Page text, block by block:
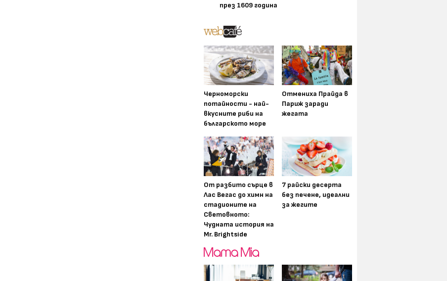
през 1609 година
Черноморски
потайности - най-
вкусните риби на
българското море
Отмениха Прайда в
Париж заради
жегата
От разбито сърце в
Лас Вегас до химн на
стадионите на
Световното:
Чудната история на
Mr. Brightside
7 райски десерта
без печене, идеални
за жегите